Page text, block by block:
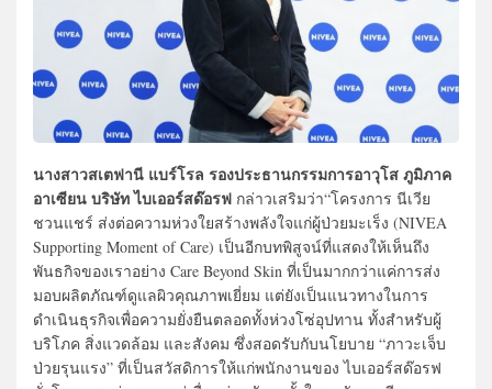
นางสาวสเตฟานี แบร์โรล รองประธานกรรมการอาวุโส ภูมิภาค
อาเซียน บริษัท ไบเออร์สด๊อรฟ กล่าวเสริมว่า“โครงการ นีเวีย
ชวนแชร์ ส่งต่อความห่วงใยสร้างพลังใจแก่ผู้ป่วยมะเร็ง (NIVEA
Supporting Moment of Care) เป็นอีกบทพิสูจน์ที่แสดงให้เห็นถึง
พันธกิจของเราอย่าง Care Beyond Skin ที่เป็นมากกว่าแค่การส่ง
มอบผลิตภัณฑ์ดูแลผิวคุณภาพเยี่ยม แต่ยังเป็นแนวทางในการ
ดำเนินธุรกิจเพื่อความยั่งยืนตลอดทั้งห่วงโซ่อุปทาน ทั้งสำหรับผู้
บริโภค สิ่งแวดล้อม และสังคม ซึ่งสอดรับกับนโยบาย “ภาวะเจ็บ
ป่วยรุนแรง” ที่เป็นสวัสดิการให้แก่พนักงานของ ไบเออร์สด๊อรฟ